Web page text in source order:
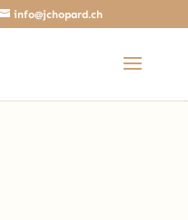
$http_response_header
info@jchopard.ch